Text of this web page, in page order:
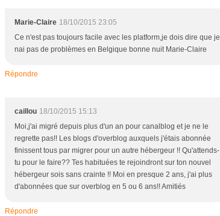
Marie-Claire 18/10/2015 23:05
Ce n'est pas toujours facile avec les platform,je dois dire que je
nai pas de problèmes en Belgique bonne nuit Marie-Claire
Répondre
caillou 18/10/2015 15:13
Moi,j'ai migré depuis plus d'un an pour canalblog et je ne le
regrette pas!! Les blogs d'overblog auxquels j'étais abonnée
finissent tous par migrer pour un autre hébergeur !! Qu'attends-
tu pour le faire?? Tes habituées te rejoindront sur ton nouvel
hébergeur sois sans crainte !! Moi en presque 2 ans, j'ai plus
d'abonnées que sur overblog en 5 ou 6 ans!! Amitiés
Répondre